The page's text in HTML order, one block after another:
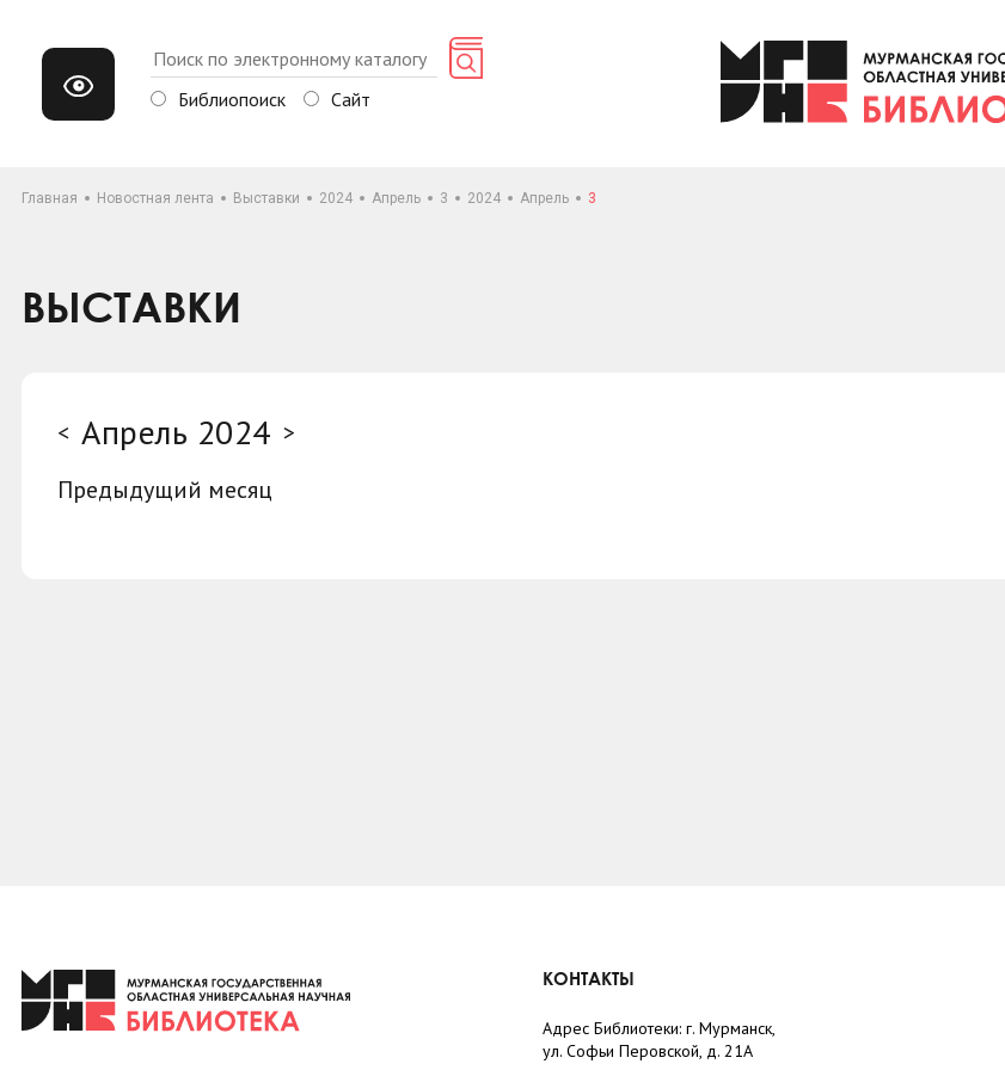
Библиопоиск Сайт
Главная Новостная лента Выставки 2024 Апрель 3 2024 Апрель 3
ВЫСТАВКИ
< Апрель 2024 >
Предыдущий месяц
КОНТАКТЫ
Адрес Библиотеки: г. Мурманск,
ул. Софьи Перовской, д. 21А